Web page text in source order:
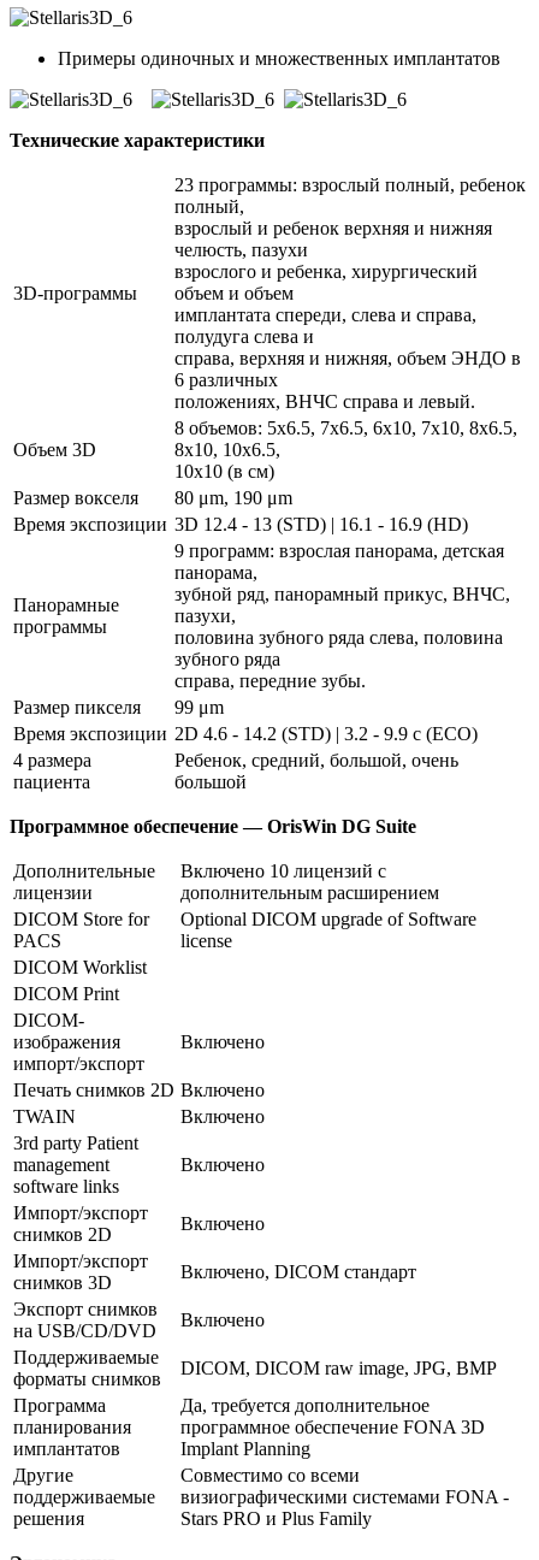
Примеры одиночных и множественных имплантатов
Технические характеристики
3D-программы
23 программы: взрослый полный, ребенок
полный,
взрослый и ребенок верхняя и нижняя
челюсть, пазухи
взрослого и ребенка, хирургический
объем и объем
имплантата спереди, слева и справа,
полудуга слева и
справа, верхняя и нижняя, объем ЭНДО в
6 различных
положениях, ВНЧС справа и левый.
Объем 3D
8 объемов: 5x6.5, 7x6.5, 6x10, 7x10, 8x6.5,
8x10, 10x6.5,
10х10 (в см)
Размер вокселя
80 μm, 190 μm
Время экспозиции 3D 12.4 - 13 (STD) | 16.1 - 16.9 (HD)
Панорамные
программы
9 программ: взрослая панорама, детская
панорама,
зубной ряд, панорамный прикус, ВНЧС,
пазухи,
половина зубного ряда слева, половина
зубного ряда
справа, передние зубы.
Размер пикселя
99 μm
Время экспозиции 2D 4.6 - 14.2 (STD) | 3.2 - 9.9 с (ECO)
4 размера
пациента
Ребенок, средний, большой, очень
большой
Программное обеспечение — OrisWin DG Suite
Дополнительные
лицензии
Включено 10 лицензий с
дополнительным расширением
DICOM Store for
PACS
Optional DICOM upgrade of Software
license
DICOM Worklist
DICOM Print
DICOM-
изображения
импорт/экспорт
Включено
Печать снимков 2D Включено
TWAIN
Включено
3rd party Patient
management
software links
Включено
Импорт/экспорт
снимков 2D
Включено
Импорт/экспорт
снимков 3D
Включено, DICOM стандарт
Экспорт снимков
на USB/CD/DVD
Включено
Поддерживаемые
форматы снимков
DICOM, DICOM raw image, JPG, BMP
Программа
планирования
имплантатов
Да, требуется дополнительное
программное обеспечение FONA 3D
Implant Planning
Другие
поддерживаемые
решения
Совместимо со всеми
визиографическими системами FONA -
Stars PRO и Plus Family